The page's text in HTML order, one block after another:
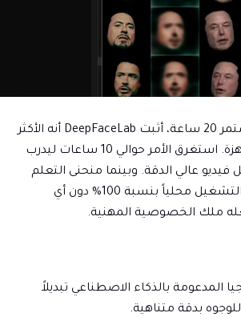
خلال اختباري الذي استمر 20 ساعة، أثبت DeepFaceLab أنه الأكثر
استهلاكاً لموارد الأجهزة. استغرق الأمر حوالي 10 ساعات ليدرب
فيديو عالي الدقة. وبينما منحنى التعلم
حاد، فإن القدرة على التشغيل محلياً بنسبة 100% دون أي
ملك الخصوصية المهنية.
المدعومة بالذكاء الاصطناعي تبديلاً
بدقة متناهية.